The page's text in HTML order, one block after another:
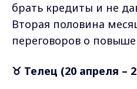
брать кредиты и не
Вторая половина
переговоров о
♉ Телец (20 апреля –